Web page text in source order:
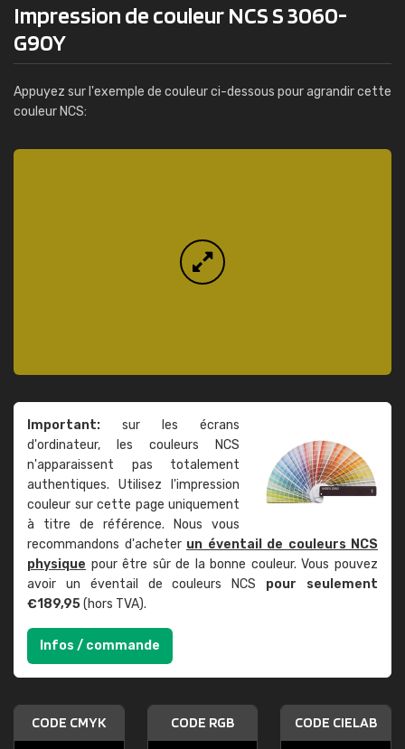
Impression de couleur NCS S 3060-
G90Y
Appuyez sur l'exemple de couleur ci-dessous pour agrandir cette
couleur NCS:
Important: sur les écrans
d'ordinateur, les couleurs NCS
n'apparaissent pas totalement
authentiques. Utilisez l'impression
couleur sur cette page uniquement
à titre de référence. Nous vous
recommandons d'acheter un éventail de couleurs NCS
physique pour être sûr de la bonne couleur. Vous pouvez
avoir un éventail de couleurs NCS pour seulement
€189,95(hors TVA).
Infos / commande
CODE CMYK CODE RGB CODE CIELAB